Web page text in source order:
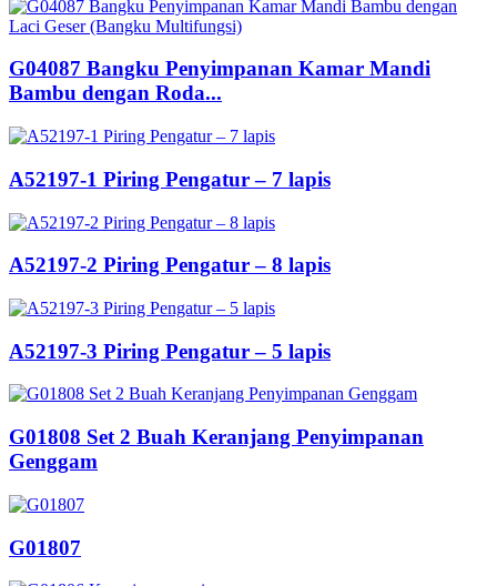
G04087 Bangku Penyimpanan Kamar Mandi
Bambu dengan Roda...
A52197-1 Piring Pengatur – 7 lapis
A52197-2 Piring Pengatur – 8 lapis
A52197-3 Piring Pengatur – 5 lapis
G01808 Set 2 Buah Keranjang Penyimpanan
Genggam
G01807